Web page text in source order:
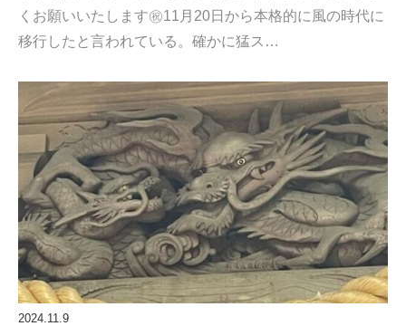
くお願いいたします㊗️11月20日から本格的に風の時代に
移行したと言われている。確かに猛ス…
2024.11.9